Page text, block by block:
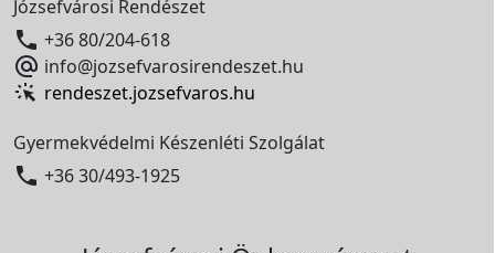
Józsefvárosi Rendészet
 +36 80/204-618
 info@jozsefvarosirendeszet.hu
rendeszet.jozsefvaros.hu
Gyermekvédelmi Készenléti Szolgálat
 +36 30/493-1925